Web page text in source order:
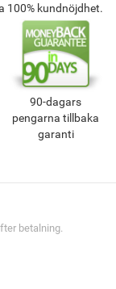
100% kundnöjdhet.
90-dagars
pengarna tillbaka
garanti
betalning.